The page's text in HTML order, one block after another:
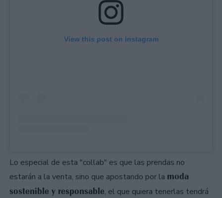
View this post on Instagram
Lo especial de esta "collab" es que las prendas no
estarán a la venta, sino que apostando por la moda
sostenible y responsable, el que quiera tenerlas tendrá